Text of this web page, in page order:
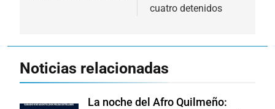
cuatro detenidos
Noticias relacionadas
La noche del Afro Quilmeño: